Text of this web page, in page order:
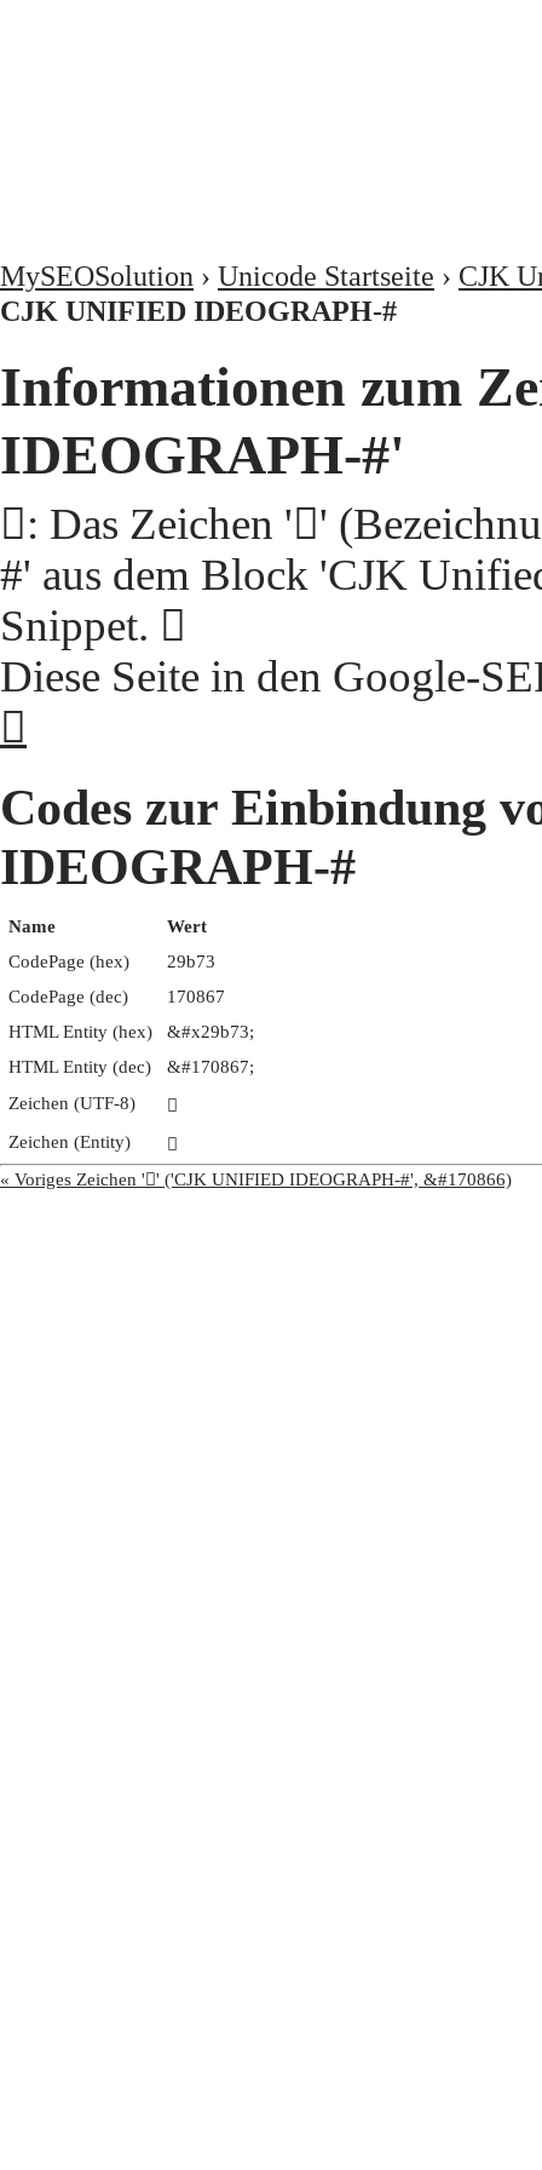
MySEOSolution › Unicode Startseite › CJK
CJK UNIFIED IDEOGRAPH-#
Informationen zum
IDEOGRAPH-#'
𩭳: Das Zeichen '𩭳'
#' aus dem Block 'CJK
Snippet. 𩭳
Diese Seite in den Google-
𩭳
Codes zur Einbindung
IDEOGRAPH-#
Name
Wert
CodePage (hex)
29b73
CodePage (dec)
170867
HTML Entity (hex)
&#x29b73;
HTML Entity (dec)
&#170867;
Zeichen (UTF-8)
𩭳
Zeichen (Entity)
𩭳
« Voriges Zeichen '𩭲' ('CJK UNIFIED IDEOGRAPH-#', &#170866)